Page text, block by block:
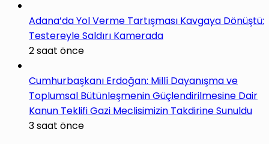
Adana’da Yol Verme Tartışması Kavgaya Dönüştü:
Testereyle Saldırı Kamerada
2 saat önce
Cumhurbaşkanı Erdoğan: Millî Dayanışma ve
Toplumsal Bütünleşmenin Güçlendirilmesine Dair
Kanun Teklifi Gazi Meclisimizin Takdirine Sunuldu
3 saat önce